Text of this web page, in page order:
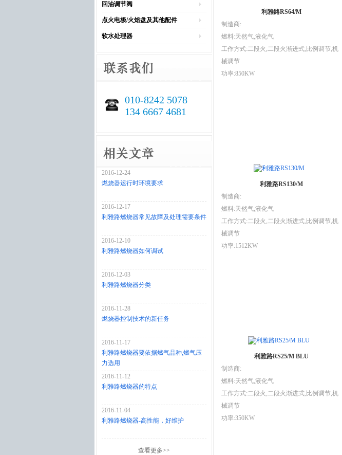
回油调节阀
点火电极/火焰盘及其他配件
软水处理器
010-8242 5078
134 6667 4681
2016-12-24
燃烧器运行时环境要求
2016-12-17
利雅路燃烧器常见故障及处理需要条件
2016-12-10
利雅路燃烧器如何调试
2016-12-03
利雅路燃烧器分类
2016-11-28
燃烧器控制技术的新任务
2016-11-17
利雅路燃烧器要依据燃气品种,燃气压
力选用
2016-11-12
利雅路燃烧器的特点
2016-11-04
利雅路燃烧器-高性能，好维护
查看更多>>
利雅路RS64/M
制造商:
燃料:天然气,液化气
工作方式:二段火,二段火渐进式,比例调节,机
械调节
功率:850KW
利雅路RS130/M
制造商:
燃料:天然气,液化气
工作方式:二段火,二段火渐进式,比例调节,机
械调节
功率:1512KW
利雅路RS25/M BLU
制造商:
燃料:天然气,液化气
工作方式:二段火,二段火渐进式,比例调节,机
械调节
功率:350KW